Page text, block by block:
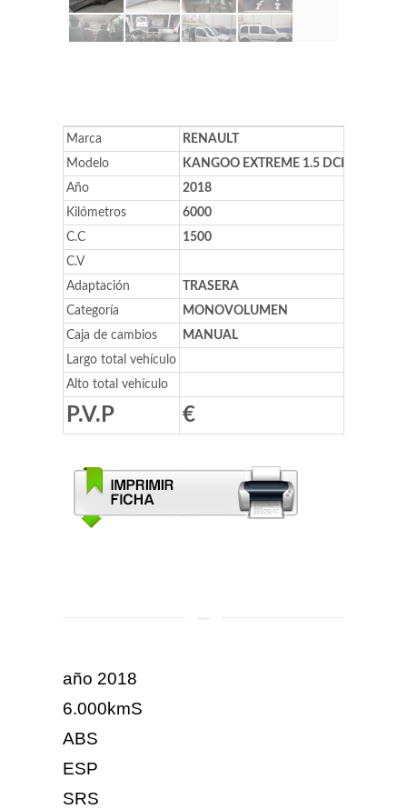
Marca
RENAULT
Modelo
KANGOO EXTREME 1.5 DCI
Año
2018
Kilómetros
6000
C.C
1500
C.V
Adaptación
TRASERA
Categoría
MONOVOLUMEN
Caja de cambios
MANUAL
Largo total vehículo
Alto total vehículo
P.V.P €
año 2018
6.000kmS
ABS
ESP
SRS